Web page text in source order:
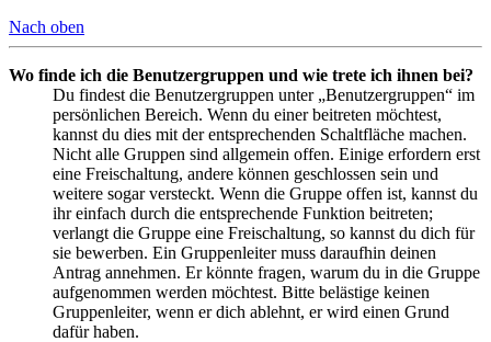
Nach oben
Wo finde ich die Benutzergruppen und wie trete ich ihnen bei?
Du findest die Benutzergruppen unter „Benutzergruppen“ im
persönlichen Bereich. Wenn du einer beitreten möchtest,
kannst du dies mit der entsprechenden Schaltfläche machen.
Nicht alle Gruppen sind allgemein offen. Einige erfordern erst
eine Freischaltung, andere können geschlossen sein und
weitere sogar versteckt. Wenn die Gruppe offen ist, kannst du
ihr einfach durch die entsprechende Funktion beitreten;
verlangt die Gruppe eine Freischaltung, so kannst du dich für
sie bewerben. Ein Gruppenleiter muss daraufhin deinen
Antrag annehmen. Er könnte fragen, warum du in die Gruppe
aufgenommen werden möchtest. Bitte belästige keinen
Gruppenleiter, wenn er dich ablehnt, er wird einen Grund
dafür haben.